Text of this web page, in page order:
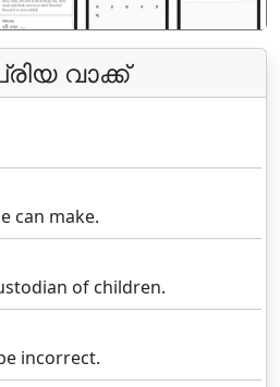
വാക്ക്
can make.
of children.
incorrect.